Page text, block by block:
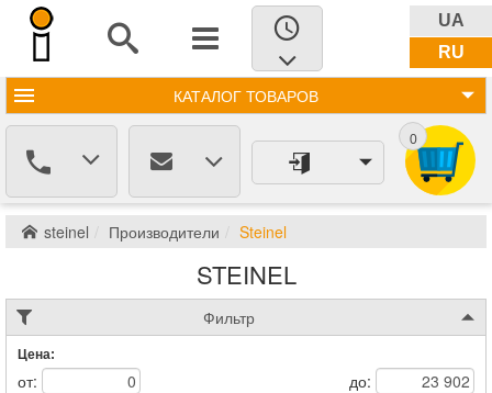
UA
RU
КАТАЛОГ ТОВАРОВ
0
steinel Производители Steinel
STEINEL
Фильтр
Цена:
от: до: